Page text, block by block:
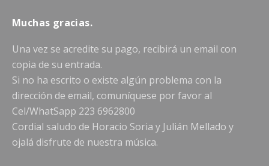
Muchas gracias.
Una vez se acredite su pago, recibirá un email con
copia de su entrada.
Si no ha escrito o existe algún problema con la
dirección de email, comuníquese por favor al
Cel/WhatSapp 223 6962800
Cordial saludo de Horacio Soria y Julián Mellado y
ojalá disfrute de nuestra música.